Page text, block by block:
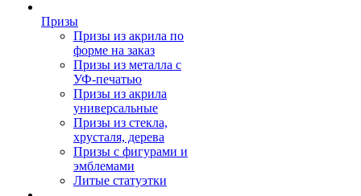
Призы
Призы из акрила по
форме на заказ
Призы из металла с
УФ-печатью
Призы из акрила
универсальные
Призы из стекла,
хрусталя, дерева
Призы с фигурами и
эмблемами
Литые статуэтки